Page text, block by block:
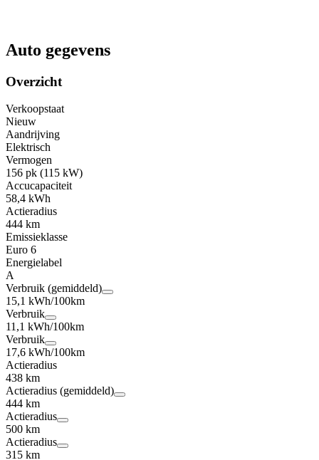
Auto gegevens
Overzicht
Verkoopstaat
Nieuw
Aandrijving
Elektrisch
Vermogen
156 pk (115 kW)
Accucapaciteit
58,4 kWh
Actieradius
444 km
Emissieklasse
Euro 6
Energielabel
A
Verbruik (gemiddeld)
15,1 kWh/100km
Verbruik
11,1 kWh/100km
Verbruik
17,6 kWh/100km
Actieradius
438 km
Actieradius (gemiddeld)
444 km
Actieradius
500 km
Actieradius
315 km